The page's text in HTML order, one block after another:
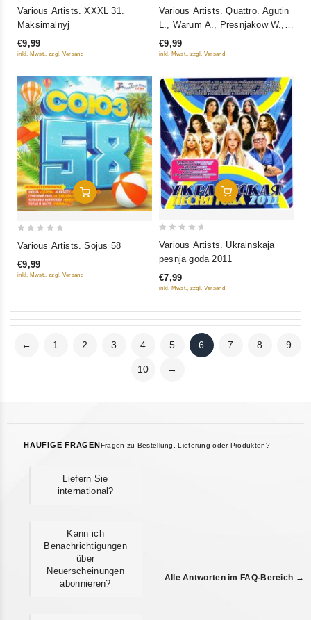
5
Various Artists. XXXL 31.
Maksimalnyj
€9,99
inkl. Mwst., zzgl. Versand
5
Various Artists. Quattro. Agutin
L., Warum A., Presnjakow W.,
Podolskaja N. (mp3)
€9,99
inkl. Mwst., zzgl. Versand
In Den Warenkorb
of
Various Artists. Sojus 58
€9,99
inkl. Mwst., zzgl. Versand
In Den Warenkorb
5
Various Artists. Ukrainskaja
pesnja goda 2011
€7,99
inkl. Mwst., zzgl. Versand
← 1 2 3 4 5 6 7 8 9
10 →
HÄUFIGE FRAGEN Fragen zu Bestellung, Lieferung oder Produkten?
Liefern Sie
international?
Kann ich
Benachrichtigungen
über
Neuerscheinungen
abonnieren?
Alle Antworten im FAQ-Bereich →